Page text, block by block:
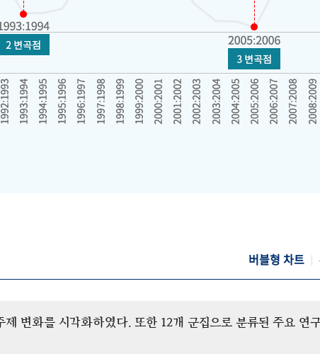
버블형 차트
변화를 시각화하였다. 또한 12개 군집으로 분류된 주요 연